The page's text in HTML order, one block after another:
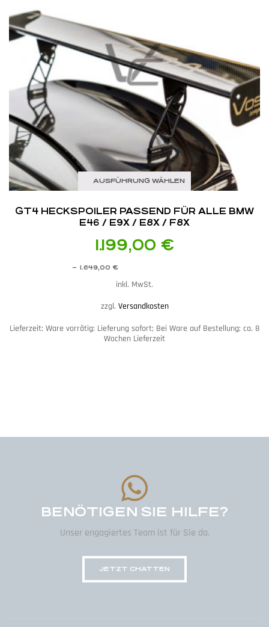
AUSFÜHRUNG WÄHLEN
GT4 HECKSPOILER PASSEND FÜR ALLE BMW
E46 / E9X / E8X / F8X
1.199,00 €
– 1.649,00 €
inkl. MwSt.
zzgl. Versandkosten
Lieferzeit: Ware vorrätig: Lieferung sofort; Bei Ware auf Bestellung; ca. 8
Wochen Lieferzeit
BENÖTIGEN SIE HILFE?
Unser engagiertes Team ist für Sie da.
JETZT CHATTEN